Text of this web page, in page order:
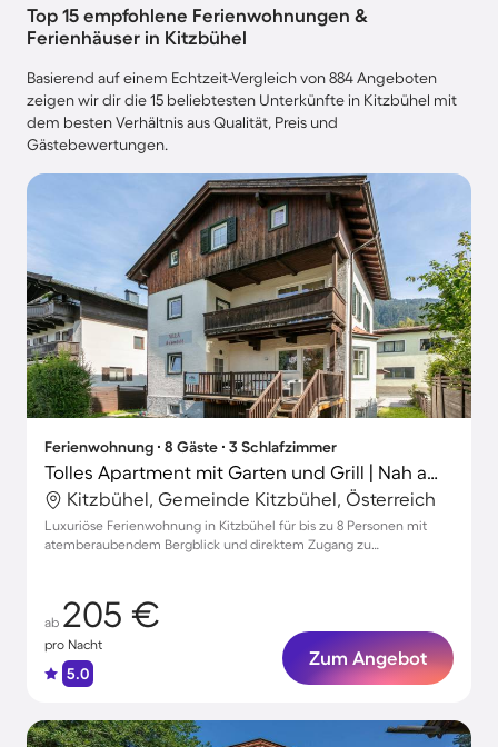
Top 15 empfohlene Ferienwohnungen &
Ferienhäuser in Kitzbühel
Basierend auf einem Echtzeit-Vergleich von 884 Angeboten
zeigen wir dir die 15 beliebtesten Unterkünfte in Kitzbühel mit
dem besten Verhältnis aus Qualität, Preis und
Gästebewertungen.
Ferienwohnung ∙ 8 Gäste ∙ 3 Schlafzimmer
Tolles Apartment mit Garten und Grill | Nah am Skifahren
Kitzbühel, Gemeinde Kitzbühel, Österreich
Luxuriöse Ferienwohnung in Kitzbühel für bis zu 8 Personen mit
atemberaubendem Bergblick und direktem Zugang zu
ab 205 €
pro Nacht
5.0
Zum Angebot